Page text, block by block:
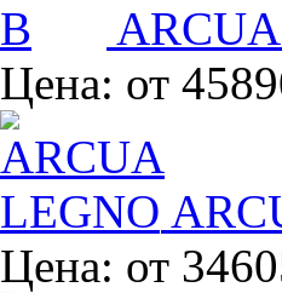
Цена: от
Цена: от